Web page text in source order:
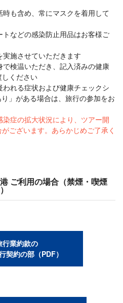
も含め、常にマスクを着用して
などの感染防止用品はお客様ご
施させていただきます
検温いただき、記入済みの健康
ください
れる症状および健康チェックシ
」がある場合は、旅行の参加をお
症の拡大状況により、ツアー開
ございます。あらかじめご了承く
ご利用の場合（禁煙・喫煙
行業約款の
契約の部（PDF）